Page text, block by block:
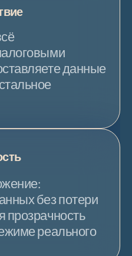
данные
без потери
прозрачность
реального